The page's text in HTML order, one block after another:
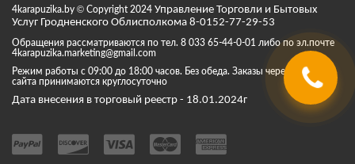
4karapuzika.by © Copyright 2024 Управление Торговли и Бытовых
Услуг Гродненского Облисполкома 8-0152-77-29-53
Обращения рассматриваются по тел. 8 033 65-44-0-01 либо по эл.почте
4karapuzika.marketing@gmail.com
Режим работы с 09:00 до 18:00 часов. Без обеда. Заказы через корзину
сайта принимаются круглосуточно
Дата внесения в торговый реестр - 18.01.2024г